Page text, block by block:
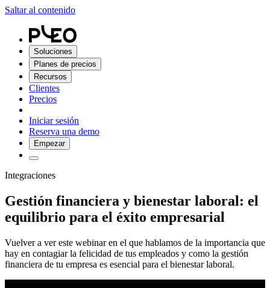
Saltar al contenido
Soluciones
Planes de precios
Recursos
Clientes
Precios
Iniciar sesión
Reserva una demo
Empezar
Integraciones
Gestión financiera y bienestar laboral: el
equilibrio para el éxito empresarial
Vuelver a ver este webinar en el que hablamos de la importancia que
hay en contagiar la felicidad de tus empleados y como la gestión
financiera de tu empresa es esencial para el bienestar laboral.